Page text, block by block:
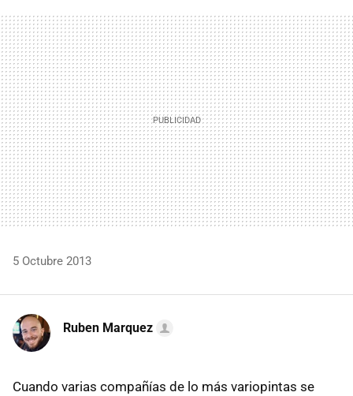
MAIL
5 Octubre 2013
Ruben Marquez
Cuando varias compañías de lo más variopintas se